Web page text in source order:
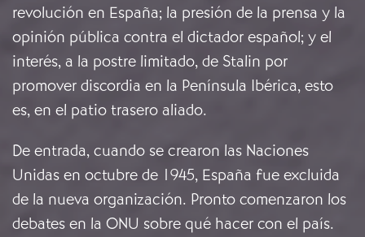
revolución en España; la presión de la prensa y la
opinión pública contra el dictador español; y el
interés, a la postre limitado, de Stalin por
promover discordia en la Península Ibérica, esto
es, en el patio trasero aliado.
De entrada, cuando se crearon las Naciones
Unidas en octubre de 1945, España fue excluida
de la nueva organización. Pronto comenzaron los
debates en la ONU sobre qué hacer con el país.